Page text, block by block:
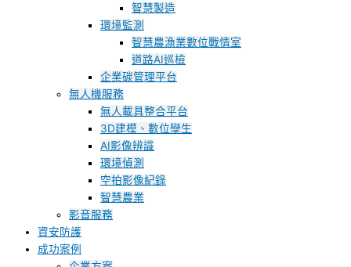
智慧製造
環境監測
智慧農漁業數位戰情室
道路AI巡檢
企業碳管理平台
無人機服務
無人載具整合平台
3D建模、數位孿生
AI影像辨識
環境偵測
空拍影像紀錄
智慧農業
影音服務
資安防護
成功案例